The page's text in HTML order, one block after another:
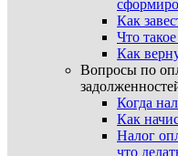
Как
Что
Как
Вопросы по
Когда
Как
Налог
что